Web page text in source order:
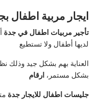
ايجار مربية اطفال
تأجير مربيات اطفال في جدة
لديها أطفال ولا تستطيع
العناية بهم بشكل جيد وذلك
بشكل مستمر،ارقام
جليسات اطفال للايجار جدة